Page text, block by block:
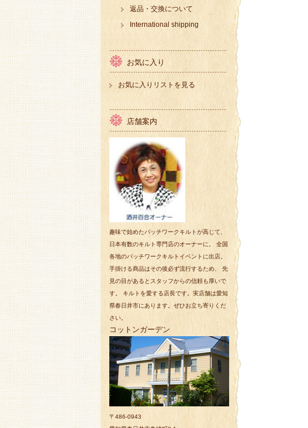
返品・交換について
International shipping
お気に入り
お気に入りリストを見る
店舗案内
趣味で始めたパッチワークキルトが高じて、
日本有数のキルト専門店のオーナーに。 全国
各地のパッチワークキルトイベントに出店。
手掛ける商品はその後必ず流行するため、 先
見の目があるとスタッフからの信頼も厚いで
す。 キルトを愛する店長です。実店舗は愛知
県春日井市にあります。ぜひお立ち寄りくだ
さい。
コットンガーデン
〒486-0943